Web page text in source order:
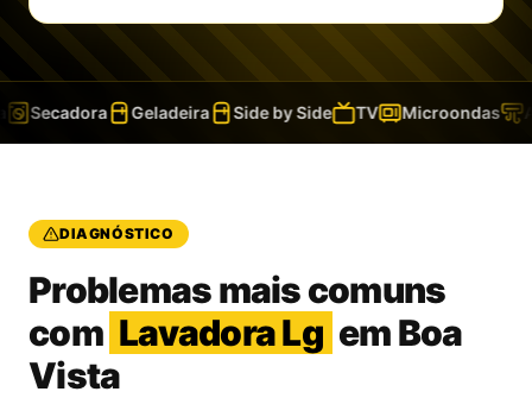
Secadora Geladeira Side by Side TV Microondas Ar-
DIAGNÓSTICO
Problemas mais comuns
com Lavadora Lg em Boa
Vista